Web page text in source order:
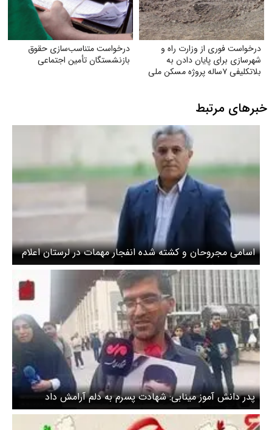
درخواست فوری از وزارت راه و
شهرسازی برای پایان دادن به
بلاتکلیفی ۷ساله پروژه مسکن ملی
درخواست متناسب‌سازی حقوق
بازنشستگان تأمین اجتماعی
خبرهای مرتبط
اسامی مجروحان و کشته شده انفجار مهمات در لرستان اعلام
شد+عکس
پدر دانش آموز مینابی: شهادت پسرم به دلم آرامش داد